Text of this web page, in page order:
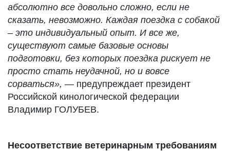
абсолютно все довольно сложно, если не
сказать, невозможно. Каждая поездка с собакой
– это индивидуальный опыт. И все же,
существуют самые базовые основы
подготовки, без которых поездка рискует не
просто стать неудачной, но и вовсе
сорваться», — предупреждает президент
Российской кинологической федерации
Владимир ГОЛУБЕВ.
Несоответствие ветеринарным требованиям